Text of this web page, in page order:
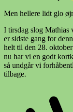
Men hellere lidt glo
I tirsdag slog Mathias
er sidste gang for
helt til den 28. oktober
nu har vi en godt
så undgår vi
tilbage.